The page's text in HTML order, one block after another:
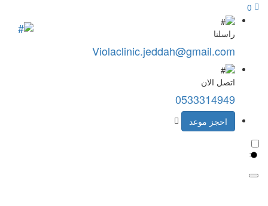
0
راسلنا
Violaclinic.jeddah@gmail.com
اتصل الان
0533314949
احجز موعد